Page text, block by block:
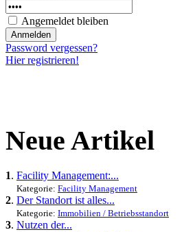
Angemeldet bleiben
Password vergessen?
Hier registrieren!
Neue Artikel
1. Facility Management:...
Kategorie: Facility Management
2. Der Standort ist alles...
Kategorie: Immobilien / Betriebsstandort
3. Nutzen der...